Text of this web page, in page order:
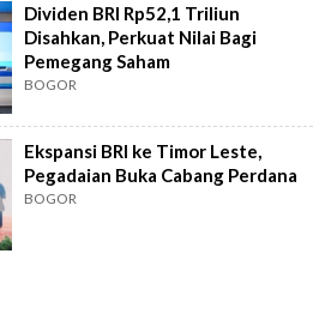
Dividen BRI Rp52,1 Triliun
Disahkan, Perkuat Nilai Bagi
Pemegang Saham
BOGOR
Ekspansi BRI ke Timor Leste,
Pegadaian Buka Cabang Perdana
BOGOR